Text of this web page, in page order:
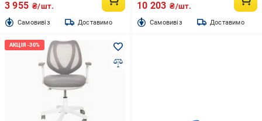
3 955 ₴/шт.
Cамовивіз Доставимо
10 203 ₴/шт.
Cамовивіз Доставимо